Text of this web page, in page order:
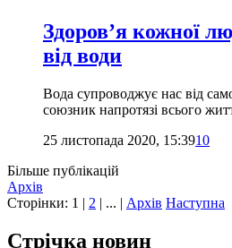
Здоров’я кожної
від води
Вода супроводжує нас від
союзник напротязі всього
25 листопада 2020, 15:3910
Більше публікацій
Архів
Сторінки: 1 | 2 | ... | Архів Наступна
Стрічка новин